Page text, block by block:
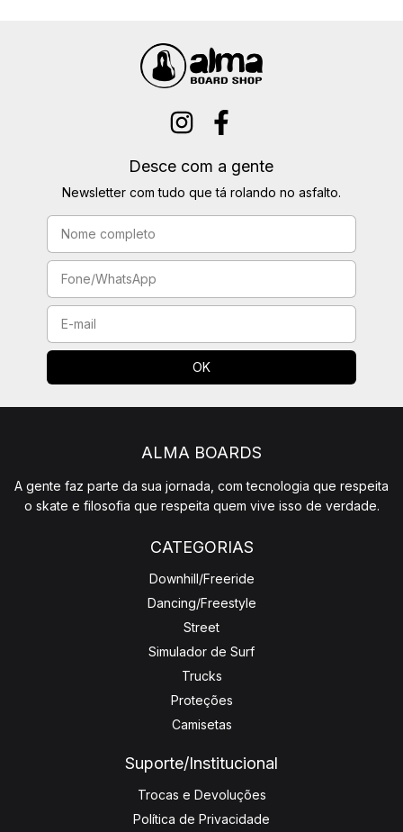
Desce com a gente
Newsletter com tudo que tá rolando no asfalto.
ALMA BOARDS
A gente faz parte da sua jornada, com tecnologia que respeita
o skate e filosofia que respeita quem vive isso de verdade.
CATEGORIAS
Downhill/Freeride
Dancing/Freestyle
Street
Simulador de Surf
Trucks
Proteções
Camisetas
Suporte/Institucional
Trocas e Devoluções
Política de Privacidade